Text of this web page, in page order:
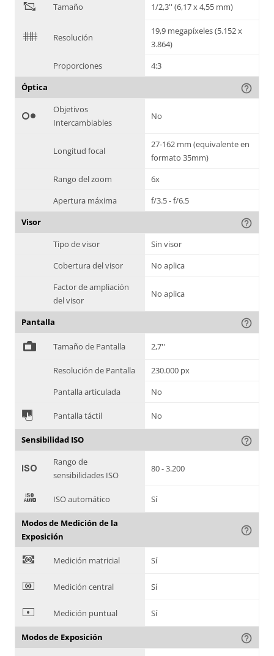
" Tamaño 1/2,3'' (6,17 x 4,55 mm)
$ Resolución
19,9 megapíxeles (5.152 x
3.864)
Proporciones
4:3
Óptica
help_outline
hdr_weak
Objetivos
Intercambiables
No
Longitud focal
27-162 mm (equivalente en
formato 35mm)
Rango del zoom
6x
Apertura máxima
f/3.5 - f/6.5
Visor
help_outline
Tipo de visor
Sin visor
Cobertura del visor
No aplica
Factor de ampliación
del visor
No aplica
Pantalla help_outline
% Tamaño de Pantalla 2,7''
Resolución de Pantalla
230.000 px
Pantalla articulada
No
& Pantalla táctil No
Sensibilidad ISO help_outline
'
Rango de
sensibilidades ISO
80 - 3.200
( ISO automático Sí
Modos de Medición de la
Exposición
help_outline
) Medición matricial Sí
* Medición central Sí
+ Medición puntual Sí
Modos de Exposición help_outline